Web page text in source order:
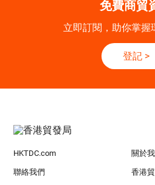
免費商貿
立即訂閱，助你掌握
登記 >
HKTDC.com 關於
聯絡我們 香港